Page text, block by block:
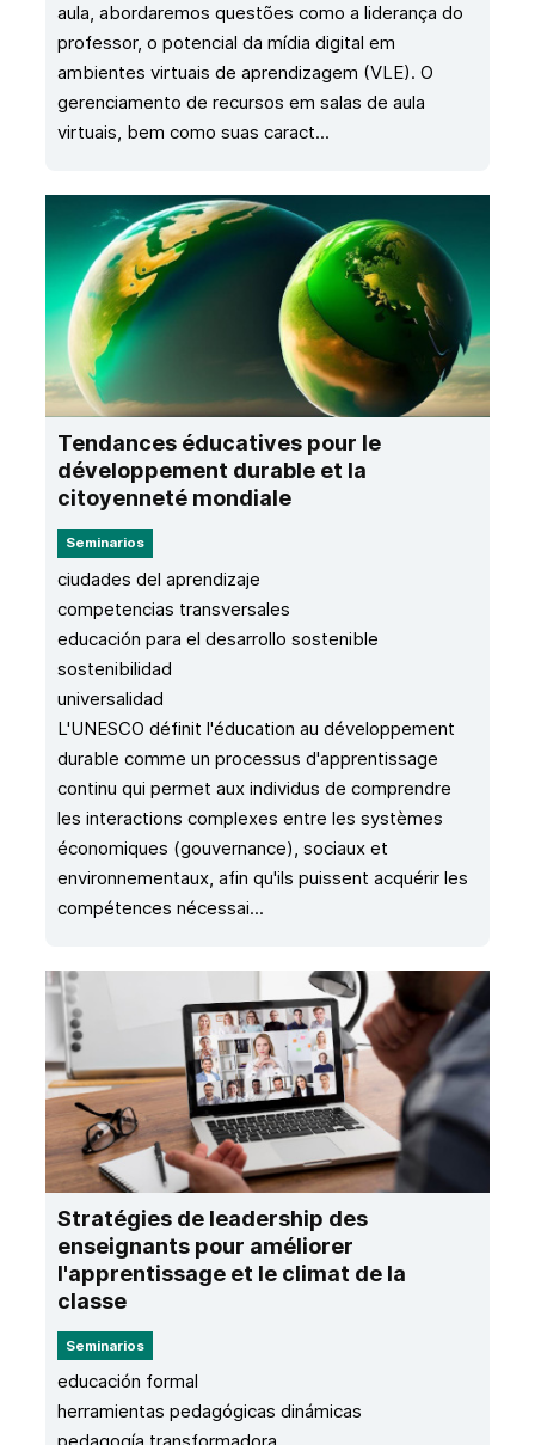
aula, abordaremos questões como a liderança do
professor, o potencial da mídia digital em
ambientes virtuais de aprendizagem (VLE). O
gerenciamento de recursos em salas de aula
virtuais, bem como suas caract...
Tendances éducatives pour le
développement durable et la
citoyenneté mondiale
Seminarios
ciudades del aprendizaje
competencias transversales
educación para el desarrollo sostenible
sostenibilidad
universalidad
L'UNESCO définit l'éducation au développement
durable comme un processus d'apprentissage
continu qui permet aux individus de comprendre
les interactions complexes entre les systèmes
économiques (gouvernance), sociaux et
environnementaux, afin qu'ils puissent acquérir les
compétences nécessai...
Stratégies de leadership des
enseignants pour améliorer
l'apprentissage et le climat de la
classe
Seminarios
educación formal
herramientas pedagógicas dinámicas